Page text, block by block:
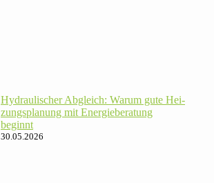
Hydrau­li­scher Abgleich: Warum gute Hei­
zungs­pla­nung mit Energie­beratung
beginnt
30.05.2026